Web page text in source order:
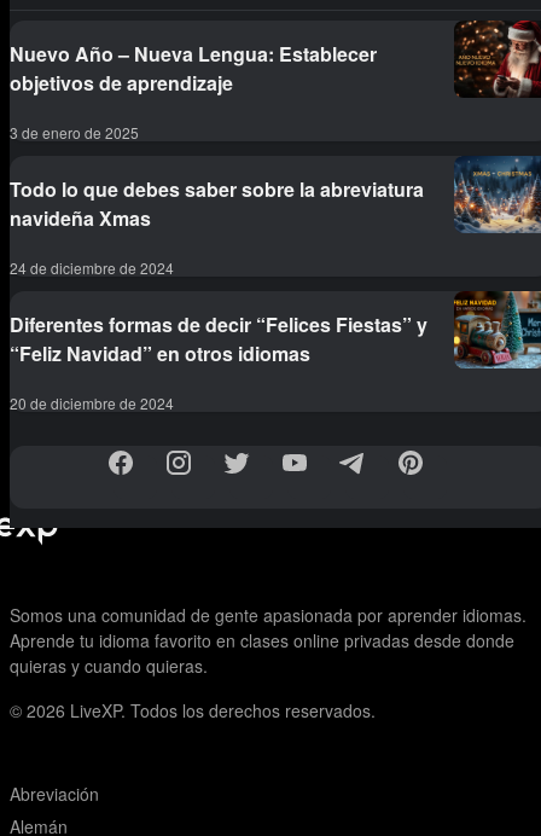
Nuevo Año – Nueva Lengua: Establecer
objetivos de aprendizaje
3 de enero de 2025
Todo lo que debes saber sobre la abreviatura
navideña Xmas
24 de diciembre de 2024
Diferentes formas de decir “Felices Fiestas” y
“Feliz Navidad” en otros idiomas
20 de diciembre de 2024
Somos una comunidad de gente apasionada por aprender idiomas.
Aprende tu idioma favorito en clases online privadas desde donde
quieras y cuando quieras.
© 2026 LiveXP. Todos los derechos reservados.
Abreviación
Alemán